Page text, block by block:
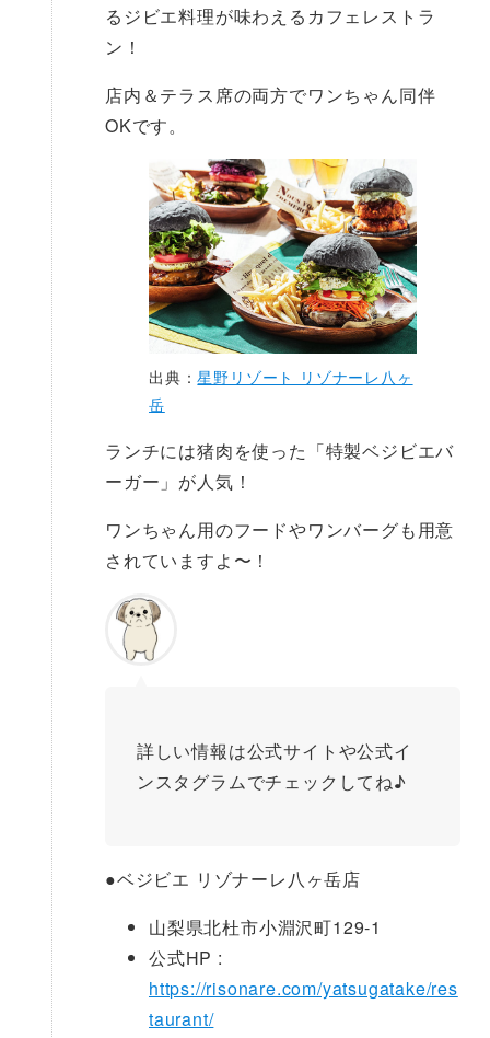
るジビエ料理が味わえるカフェレストラ
ン！
店内＆テラス席の両方でワンちゃん同伴
OKです。
出典：星野リゾート リゾナーレ八ヶ
岳
ランチには猪肉を使った「特製ベジビエバ
ーガー」が人気！
ワンちゃん用のフードやワンバーグも用意
されていますよ〜！
詳しい情報は公式サイトや公式イ
ンスタグラムでチェックしてね♪
●ベジビエ リゾナーレ八ヶ岳店
山梨県北杜市小淵沢町129-1
公式HP :
https://risonare.com/yatsugatake/res
taurant/